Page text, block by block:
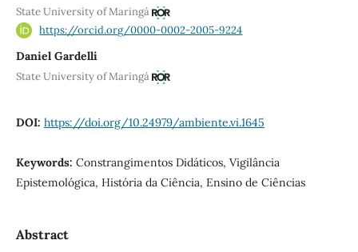
State University of Maringá
https://orcid.org/0000-0002-2005-9224
Daniel Gardelli
State University of Maringá
DOI: https://doi.org/10.24979/ambiente.vi.1645
Keywords: Constrangimentos Didáticos, Vigilância
Epistemológica, História da Ciência, Ensino de Ciências
Abstract